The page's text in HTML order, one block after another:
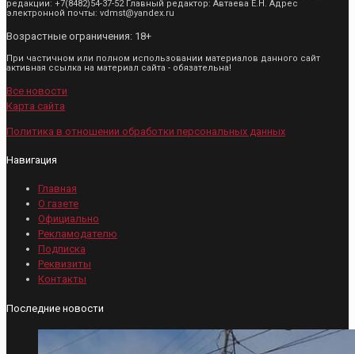
редакции: +7(8482)54-37-52 Главный редактор: Автаева Е.Н. Адрес
электронной почты: vdmst@yandex.ru
Возрастные ограничения: 18+
При частичном или полном использовании материалов данного сайт
активная ссылка на материал сайта - обязательна!
Все новости
Карта сайта
Политика в отношении обработки персональных данных
Навигация
Главная
О газете
Официально
Рекламодателю
Подписка
Реквизиты
Контакты
Последние новости